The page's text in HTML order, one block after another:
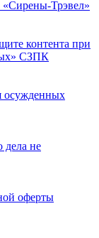
«Сирены-Трэвел»
контента при
СЗПК
осужденных
дела не
оферты